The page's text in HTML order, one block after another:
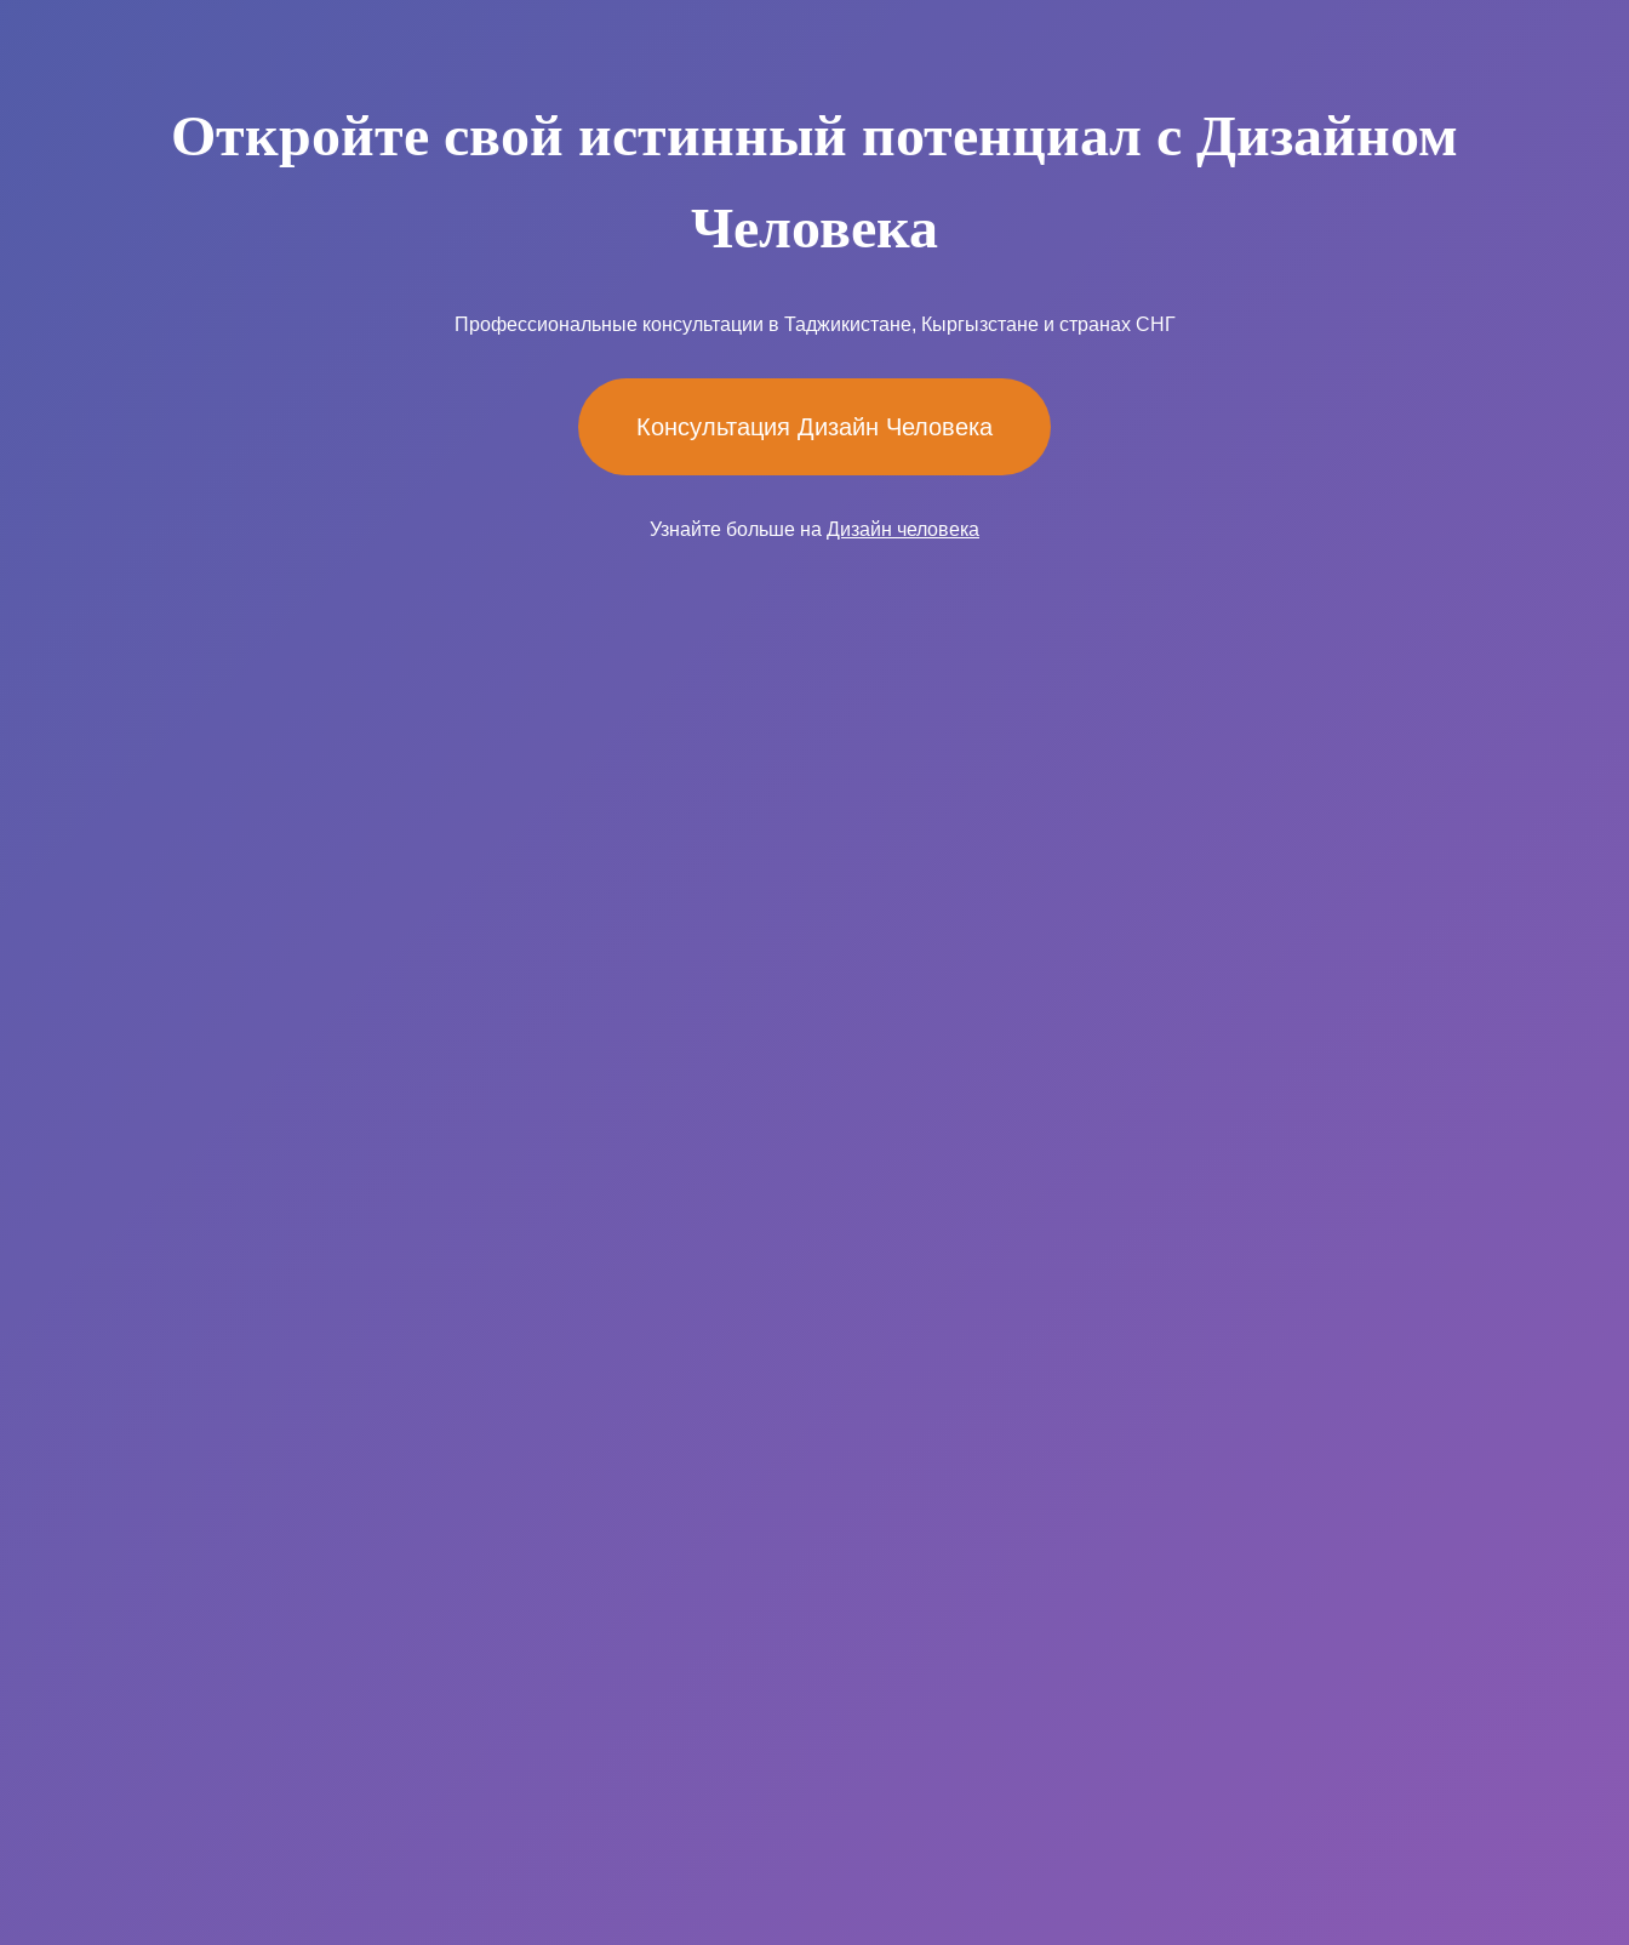
Откройте свой истинный потенциал с Дизайном
Человека
Профессиональные консультации в Таджикистане, Кыргызстане и странах СНГ
Консультация Дизайн Человека
Узнайте больше на Дизайн человека